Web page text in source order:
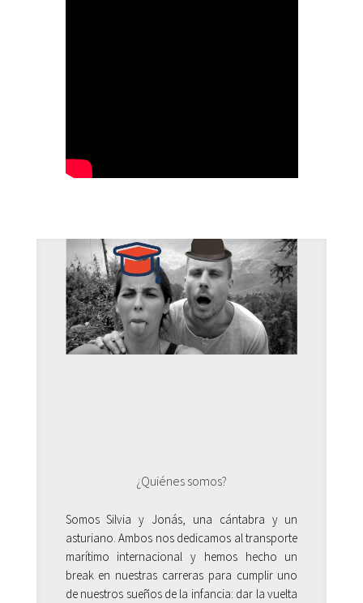
¿Quiénes somos?
Somos Silvia y Jonás, una cántabra y un
asturiano. Ambos nos dedicamos al transporte
marítimo internacional y hemos hecho un
break en nuestras carreras para cumplir uno
de nuestros sueños de la infancia: dar la vuelta